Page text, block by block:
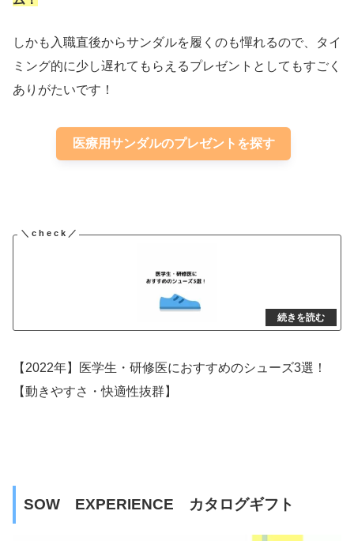
しかも入職直後からサンダルを履くのも憚れるので、タイ
ミング的に少し遅れてもらえるプレゼントとしてもすごく
ありがたいです！
医療用サンダルのプレゼントを探す
【2022年】医学生・研修医におすすめのシューズ3選！
【動きやすさ・快適性抜群】
SOW EXPERIENCE カタログギフト